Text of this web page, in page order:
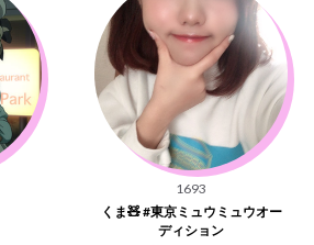
1693
くま🧸 #東京ミュウミュウオー
ディション